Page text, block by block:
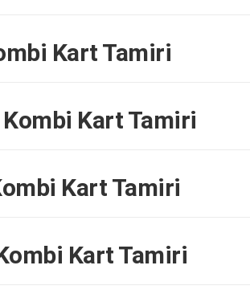
Kart Tamiri
Kart Tamiri
Kart Tamiri
Kart Tamiri